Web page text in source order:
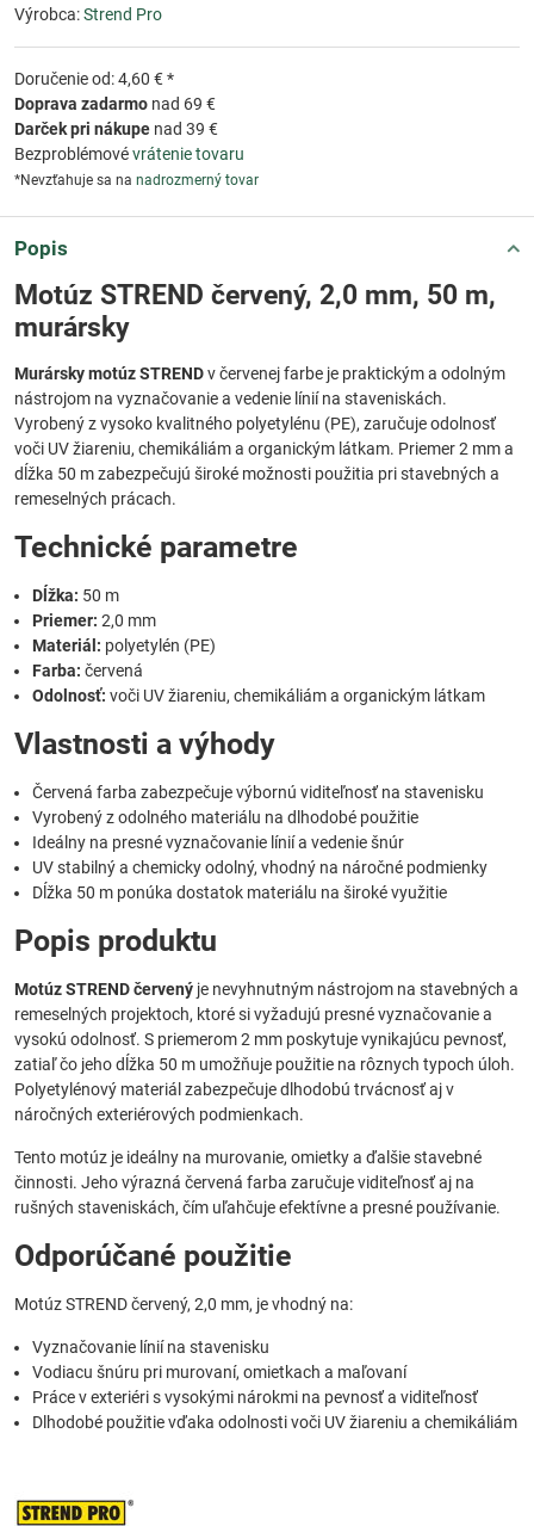
Výrobca:Strend Pro
Doručenie od: 4,60 € *
Doprava zadarmo nad 69 €
Darček pri nákupe nad 39 €
Bezproblémovévrátenie tovaru
*Nevzťahuje sa na nadrozmerný tovar
Popis
Motúz STREND červený, 2,0 mm, 50 m,
murársky
Murársky motúz STRENDv červenej farbe je praktickým a odolným
nástrojom na vyznačovanie a vedenie línií na staveniskách.
Vyrobený z vysoko kvalitného polyetylénu (PE), zaručuje odolnosť
voči UV žiareniu, chemikáliám a organickým látkam. Priemer 2 mm a
dĺžka 50 m zabezpečujú široké možnosti použitia pri stavebných a
remeselných prácach.
Technické parametre
Dĺžka: 50 m
Priemer: 2,0 mm
Materiál: polyetylén (PE)
Farba: červená
Odolnosť: voči UV žiareniu, chemikáliám a organickým látkam
Vlastnosti a výhody
Červená farba zabezpečuje výbornú viditeľnosť na stavenisku
Vyrobený z odolného materiálu na dlhodobé použitie
Ideálny na presné vyznačovanie línií a vedenie šnúr
UV stabilný a chemicky odolný, vhodný na náročné podmienky
Dĺžka 50 m ponúka dostatok materiálu na široké využitie
Popis produktu
Motúz STREND červený je nevyhnutným nástrojom na stavebných a
remeselných projektoch, ktoré si vyžadujú presné vyznačovanie a
vysokú odolnosť. S priemerom 2 mm poskytuje vynikajúcu pevnosť,
zatiaľ čo jeho dĺžka 50 m umožňuje použitie na rôznych typoch úloh.
Polyetylénový materiál zabezpečuje dlhodobú trvácnosť aj v
náročných exteriérových podmienkach.
Tento motúz je ideálny na murovanie, omietky a ďalšie stavebné
činnosti. Jeho výrazná červená farba zaručuje viditeľnosť aj na
rušných staveniskách, čím uľahčuje efektívne a presné používanie.
Odporúčané použitie
Motúz STREND červený, 2,0 mm, je vhodný na:
Vyznačovanie línií na stavenisku
Vodiacu šnúru pri murovaní, omietkach a maľovaní
Práce v exteriéri s vysokými nárokmi na pevnosť a viditeľnosť
Dlhodobé použitie vďaka odolnosti voči UV žiareniu a chemikáliám